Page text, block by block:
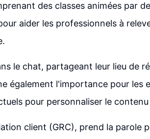
des classes animées par
aider les professionnels à
le chat, partageant leur lieu de
également l'importance pour les
pour personnaliser le contenu
client (GRC), prend la parole